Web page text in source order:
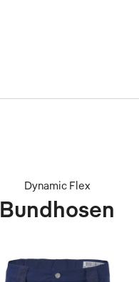
Bundhosen
Dynamic Flex